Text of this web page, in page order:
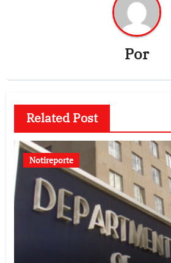
Por
Related Post
Notireporte